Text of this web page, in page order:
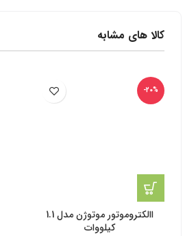
کالا های مشابه
-20%
االکتروموتور موتوژن مدل 1.1
کیلووات